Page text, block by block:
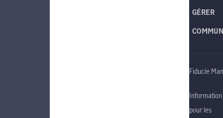
GÉRER
Fiducie
Information
pour les